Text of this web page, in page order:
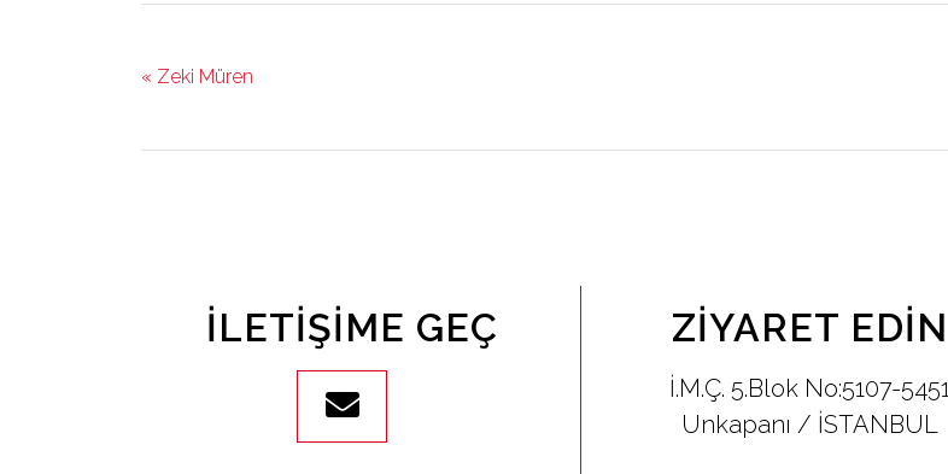
« Zeki Müren
İLETIŞIME GEÇ ZIYARET EDIN
İ.M.Ç. 5.Blok No:5107-5451
Unkapanı / İSTANBUL